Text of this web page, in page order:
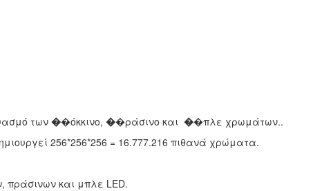
των ��όκκινο, ��ράσινο και ��πλε χρωμάτων..
256*256*256 = 16.777.216 πιθανά χρώματα.
πράσινων και μπλε LED.